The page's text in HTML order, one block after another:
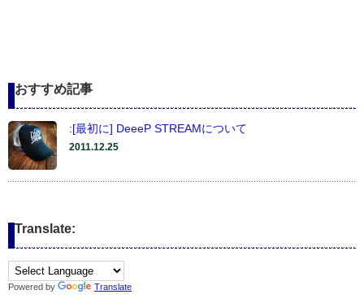
おすすめ記事
:[最初に] DeeeP STREAMについて
2011.12.25
Translate:
Powered by Translate